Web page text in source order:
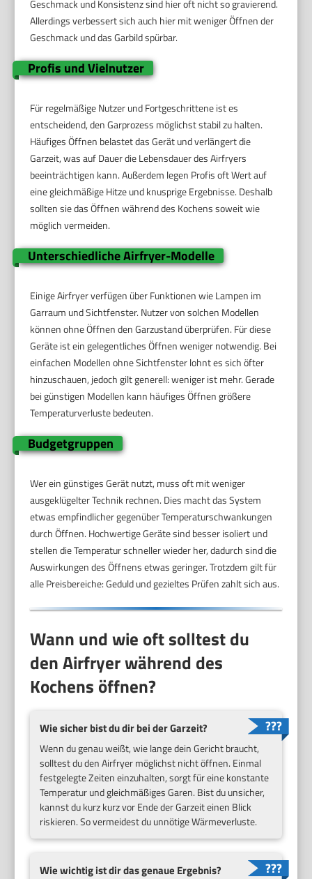
Geschmack und Konsistenz sind hier oft nicht so gravierend.
Allerdings verbessert sich auch hier mit weniger Öffnen der
Geschmack und das Garbild spürbar.
Profis und Vielnutzer
Für regelmäßige Nutzer und Fortgeschrittene ist es
entscheidend, den Garprozess möglichst stabil zu halten.
Häufiges Öffnen belastet das Gerät und verlängert die
Garzeit, was auf Dauer die Lebensdauer des Airfryers
beeinträchtigen kann. Außerdem legen Profis oft Wert auf
eine gleichmäßige Hitze und knusprige Ergebnisse. Deshalb
sollten sie das Öffnen während des Kochens soweit wie
möglich vermeiden.
Unterschiedliche Airfryer-Modelle
Einige Airfryer verfügen über Funktionen wie Lampen im
Garraum und Sichtfenster. Nutzer von solchen Modellen
können ohne Öffnen den Garzustand überprüfen. Für diese
Geräte ist ein gelegentliches Öffnen weniger notwendig. Bei
einfachen Modellen ohne Sichtfenster lohnt es sich öfter
hinzuschauen, jedoch gilt generell: weniger ist mehr. Gerade
bei günstigen Modellen kann häufiges Öffnen größere
Temperaturverluste bedeuten.
Budgetgruppen
Wer ein günstiges Gerät nutzt, muss oft mit weniger
ausgeklügelter Technik rechnen. Dies macht das System
etwas empfindlicher gegenüber Temperaturschwankungen
durch Öffnen. Hochwertige Geräte sind besser isoliert und
stellen die Temperatur schneller wieder her, dadurch sind die
Auswirkungen des Öffnens etwas geringer. Trotzdem gilt für
alle Preisbereiche: Geduld und gezieltes Prüfen zahlt sich aus.
Wann und wie oft solltest du
den Airfryer während des
Kochens öffnen?
Wie sicher bist du dir bei der Garzeit?
Wenn du genau weißt, wie lange dein Gericht braucht,
solltest du den Airfryer möglichst nicht öffnen. Einmal
festgelegte Zeiten einzuhalten, sorgt für eine konstante
Temperatur und gleichmäßiges Garen. Bist du unsicher,
kannst du kurz kurz vor Ende der Garzeit einen Blick
riskieren. So vermeidest du unnötige Wärmeverluste.
Wie wichtig ist dir das genaue Ergebnis?